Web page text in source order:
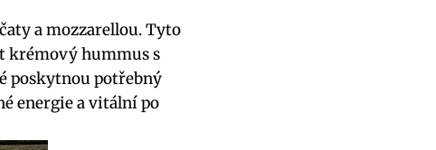
a mozzarellou. Tyto
krémový hummus s
poskytnou potřebný
energie a vitální po